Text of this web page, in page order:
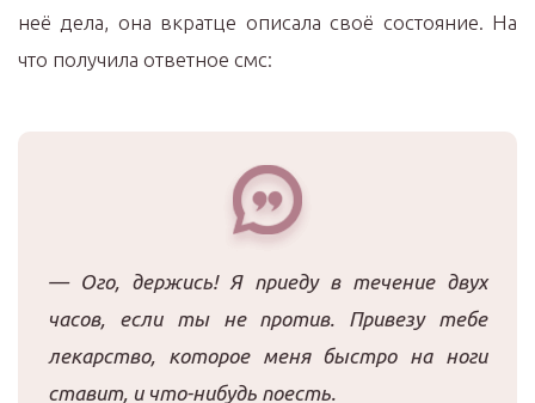
неё дела, она вкратце описала своё состояние. На
что получила ответное смс:
— Ого, держись! Я приеду в течение двух
часов, если ты не против. Привезу тебе
лекарство, которое меня быстро на ноги
ставит, и что-нибудь поесть.